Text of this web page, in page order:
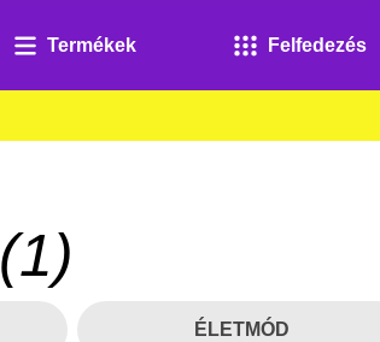
Termékek Felfedezés
(1)
ÉLETMÓD